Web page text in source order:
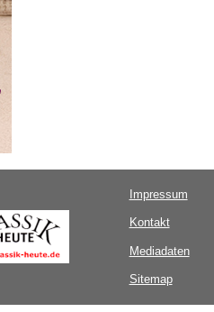
Impressum
Kontakt
Mediadaten
Sitemap